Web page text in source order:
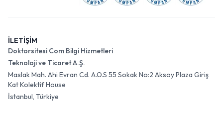
İLETİŞİM
Doktorsitesi Com Bilgi Hizmetleri
Teknoloji ve Ticaret A.Ş.
Maslak Mah. Ahi Evran Cd. A.O.S 55 Sokak No:2 Aksoy Plaza Giriş
Kat Kolektif House
İstanbul, Türkiye